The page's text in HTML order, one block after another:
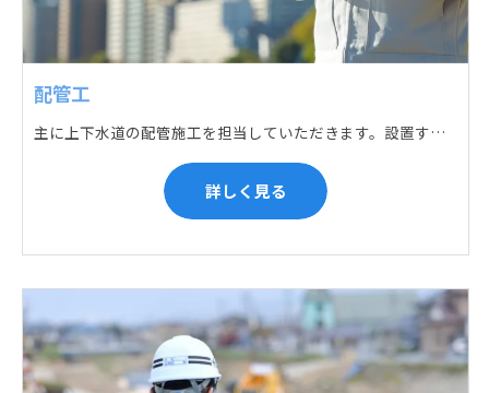
配管工
主に上下水道の配管施工を担当していただきます。設置する場所に応じて配管の形状や流れを工夫する管加工、ねじ切り、管締め、そして管据付作業になり、5人以上のチームで動くことが多いです。
詳しく見る